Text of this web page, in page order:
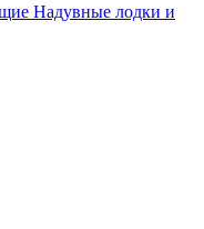
Надувные лодки и